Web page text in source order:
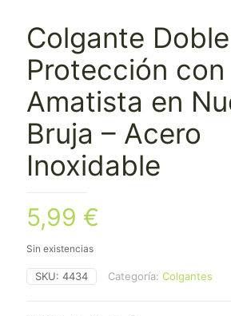
Colgante Doble
Protección con
Amatista en
Bruja – Acero
Inoxidable
5,99 €
Sin existencias
SKU: 4434 Categoría: Colgantes